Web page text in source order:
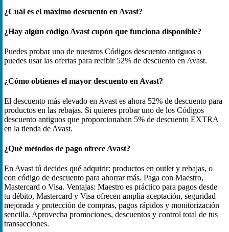
¿Cuál es el máximo descuento en Avast?
¿Hay algún código Avast cupón que funciona disponible?
Puedes probar uno de nuestros Códigos descuento antiguos o
puedes usar las ofertas para recibir 52% de descuento en Avast.
¿Cómo obtienes el mayor descuento en Avast?
El descuento más elevado en Avast es ahora 52% de descuento para
productos en las rebajas. Si quieres probar uno de los Códigos
descuento antiguos que proporcionaban 5% de descuento EXTRA
en la tienda de Avast.
¿Qué métodos de pago ofrece Avast?
En Avast tú decides qué adquirir: productos en outlet y rebajas, o
con código de descuento para ahorrar más. Paga con Maestro,
Mastercard o Visa. Ventajas: Maestro es práctico para pagos desde
tu débito, Mastercard y Visa ofrecen amplia aceptación, seguridad
mejorada y protección de compras, pagos rápidos y monitorización
sencilla. Aprovecha promociones, descuentos y control total de tus
transacciones.